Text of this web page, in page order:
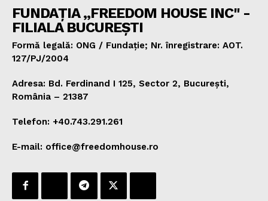
FUNDAȚIA „FREEDOM HOUSE INC" -
FILIALA BUCUREȘTI
Formă legală: ONG / Fundație; Nr. înregistrare: AOT.
127/PJ/2004
Adresa: Bd. Ferdinand I 125, Sector 2, București,
România – 21387
Telefon: +40.743.291.261
E-mail: office@freedomhouse.ro